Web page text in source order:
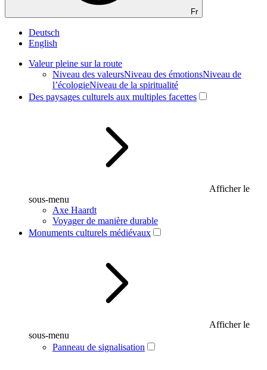
Fr
Deutsch
English
Valeur pleine sur la route
Niveau des valeursNiveau des émotionsNiveau de
l’écologieNiveau de la spiritualité
Des paysages culturels aux multiples facettes
Afficher le
sous-menu
Axe Haardt
Voyager de manière durable
Monuments culturels médiévaux
Afficher le
sous-menu
Panneau de signalisation